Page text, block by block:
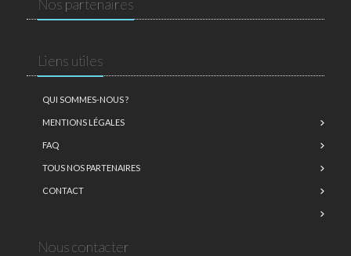
Nos partenaires
Liens utiles
QUI SOMMES-NOUS ?
MENTIONS LÉGALES
FAQ
TOUS NOS PARTENAIRES
CONTACT
Nous contacter